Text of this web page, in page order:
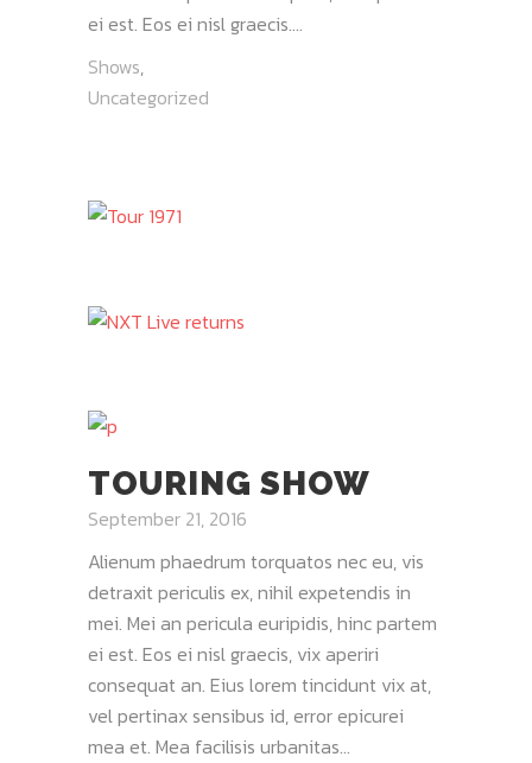
ei est. Eos ei nisl graecis....
Shows,
Uncategorized
TOURING SHOW
September 21, 2016
Alienum phaedrum torquatos nec eu, vis
detraxit periculis ex, nihil expetendis in
mei. Mei an pericula euripidis, hinc partem
ei est. Eos ei nisl graecis, vix aperiri
consequat an. Eius lorem tincidunt vix at,
vel pertinax sensibus id, error epicurei
mea et. Mea facilisis urbanitas...